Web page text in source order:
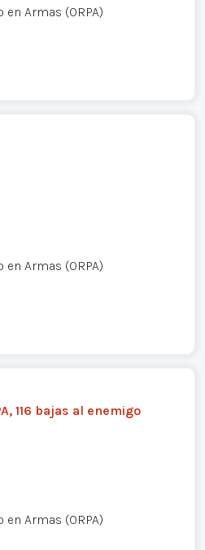
Armas (ORPA)
Armas (ORPA)
116 bajas al enemigo
Armas (ORPA)